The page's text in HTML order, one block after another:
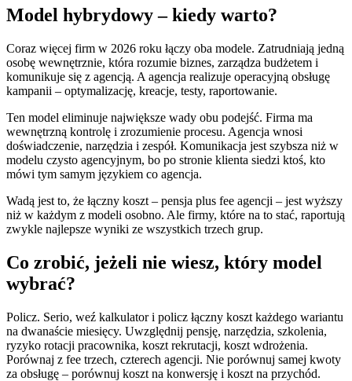
Model hybrydowy – kiedy warto?
Coraz więcej firm w 2026 roku łączy oba modele. Zatrudniają jedną
osobę wewnętrznie, która rozumie biznes, zarządza budżetem i
komunikuje się z agencją. A agencja realizuje operacyjną obsługę
kampanii – optymalizację, kreacje, testy, raportowanie.
Ten model eliminuje największe wady obu podejść. Firma ma
wewnętrzną kontrolę i zrozumienie procesu. Agencja wnosi
doświadczenie, narzędzia i zespół. Komunikacja jest szybsza niż w
modelu czysto agencyjnym, bo po stronie klienta siedzi ktoś, kto
mówi tym samym językiem co agencja.
Wadą jest to, że łączny koszt – pensja plus fee agencji – jest wyższy
niż w każdym z modeli osobno. Ale firmy, które na to stać, raportują
zwykle najlepsze wyniki ze wszystkich trzech grup.
Co zrobić, jeżeli nie wiesz, który model
wybrać?
Policz. Serio, weź kalkulator i policz łączny koszt każdego wariantu
na dwanaście miesięcy. Uwzględnij pensję, narzędzia, szkolenia,
ryzyko rotacji pracownika, koszt rekrutacji, koszt wdrożenia.
Porównaj z fee trzech, czterech agencji. Nie porównuj samej kwoty
za obsługę – porównuj koszt na konwersję i koszt na przychód.